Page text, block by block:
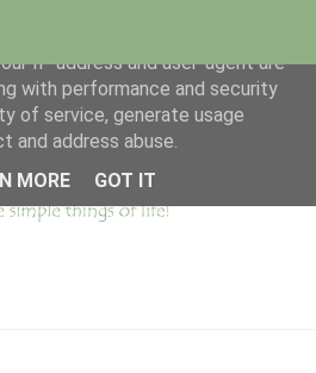
Google to deliver its services
IP address and user-agent are
with performance and security
of service, generate usage
address abuse.
MORE
GOT IT